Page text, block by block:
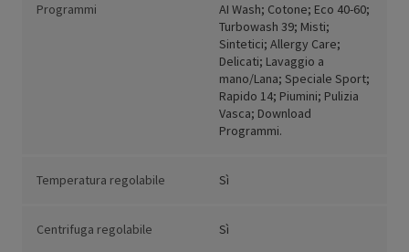
Programmi
AI Wash; Cotone; Eco 40-60;
Turbowash 39; Misti;
Sintetici; Allergy Care;
Delicati; Lavaggio a
mano/Lana; Speciale Sport;
Rapido 14; Piumini; Pulizia
Vasca; Download
Programmi.
Temperatura regolabile Sì
Centrifuga regolabile Sì